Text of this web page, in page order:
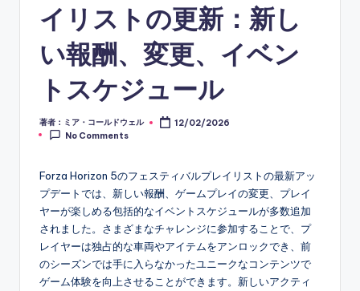
イリストの更新：新し
い報酬、変更、イベン
トスケジュール
Posted
by
著者：ミア・コールドウェル
12/02/2026
No Comments
Forza Horizon 5のフェスティバルプレイリストの最新アッ
プデートでは、新しい報酬、ゲームプレイの変更、プレイ
ヤーが楽しめる包括的なイベントスケジュールが多数追加
されました。さまざまなチャレンジに参加することで、プ
レイヤーは独占的な車両やアイテムをアンロックでき、前
のシーズンでは手に入らなかったユニークなコンテンツで
ゲーム体験を向上させることができます。新しいアクティ